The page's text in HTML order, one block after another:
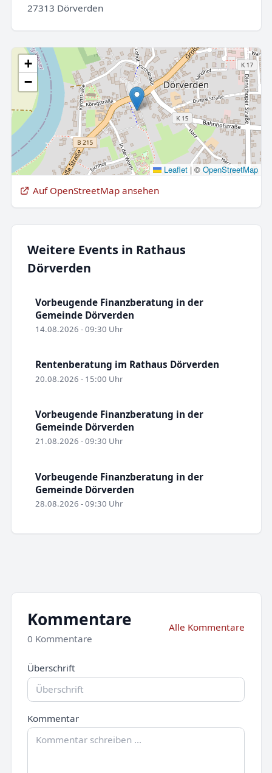
27313 Dörverden
+
−
Leaflet |© OpenStreetMap
Auf OpenStreetMap ansehen
Weitere Events in Rathaus
Dörverden
Vorbeugende Finanzberatung in der
Gemeinde Dörverden
14.08.2026 - 09:30 Uhr
Rentenberatung im Rathaus Dörverden
20.08.2026 - 15:00 Uhr
Vorbeugende Finanzberatung in der
Gemeinde Dörverden
21.08.2026 - 09:30 Uhr
Vorbeugende Finanzberatung in der
Gemeinde Dörverden
28.08.2026 - 09:30 Uhr
Kommentare
0 Kommentare
Alle Kommentare
Überschrift
Kommentar